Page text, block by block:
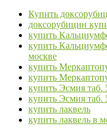
Купить
доксорубицин
купить
купить
москве
купить
купить
купить Эсмия
купить Эсмия
купить лаквель
купить лаквель в